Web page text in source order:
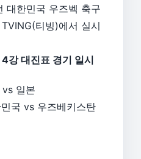
대한민국 우즈벡 축구
티빙)에서 실시
강 대진표 경기 일시
일본
국 vs 우즈베키스탄